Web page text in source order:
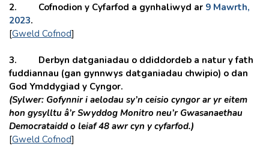
2. Cofnodion y Cyfarfod a gynhaliwyd ar 9 Mawrth,
2023.
[Gweld Cofnod]
3. Derbyn datganiadau o ddiddordeb a natur y fath
fuddiannau (gan gynnwys datganiadau chwipio) o dan
God Ymddygiad y Cyngor.
(Sylwer: Gofynnir i aelodau sy’n ceisio cyngor ar yr eitem
hon gysylltu â’r Swyddog Monitro neu’r Gwasanaethau
Democrataidd o leiaf 48 awr cyn y cyfarfod.)
[Gweld Cofnod]